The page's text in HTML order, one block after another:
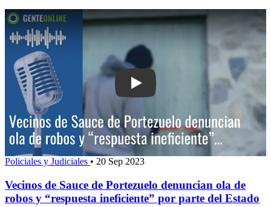
Play: Vecinos de Sauce de
Policiales y Judiciales • 20 Sep 2023
Vecinos de Sauce de Portezuelo denuncian ola de
robos y “respuesta ineficiente” por parte del Estado